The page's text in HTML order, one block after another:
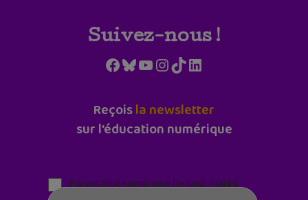
Suivez-nous !
Facebook
Bluesky
YouTube
Instagram
TikTokLinkedIn
Reçoisla newsletter
sur l'éducation numérique
Parentalité numérique (le lundi matin)